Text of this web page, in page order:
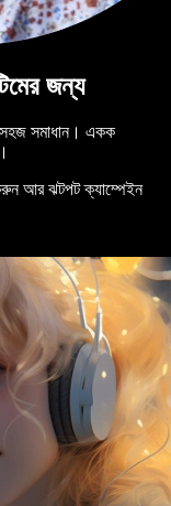
জন্য
সমাধান। একক
আর ঝটপট ক্যাম্পেইন